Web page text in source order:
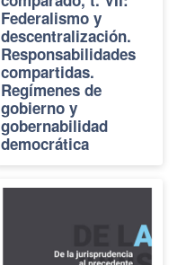
Federalismo y
descentralización.
Responsabilidades
compartidas.
Regímenes de
gobierno y
gobernabilidad
democrática